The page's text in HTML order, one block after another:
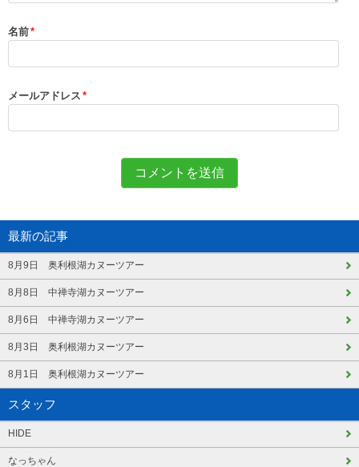
名前*
メールアドレス *
最新の記事
8月9日 奥利根湖カヌーツアー
8月8日 中禅寺湖カヌーツアー
8月6日 中禅寺湖カヌーツアー
8月3日 奥利根湖カヌーツアー
8月1日 奥利根湖カヌーツアー
スタッフ
HIDE
なっちゃん